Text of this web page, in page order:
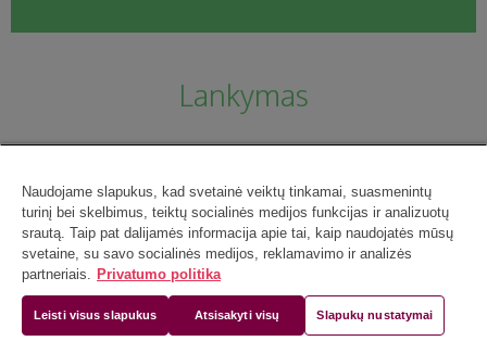
Lankymas
Naudojame slapukus, kad svetainė veiktų tinkamai, suasmenintų
turinį bei skelbimus, teiktų socialinės medijos funkcijas ir analizuotų
srautą. Taip pat dalijamės informacija apie tai, kaip naudojatės mūsų
svetaine, su savo socialinės medijos, reklamavimo ir analizės
partneriais. Privatumo politika
Leisti visus slapukus Atsisakyti visų Slapukų nustatymai